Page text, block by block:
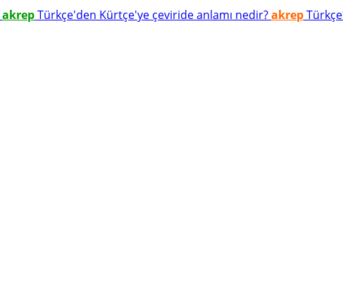
akrepTürkçe'den Kürtçe'ye çeviride anlamı nedir?akrep